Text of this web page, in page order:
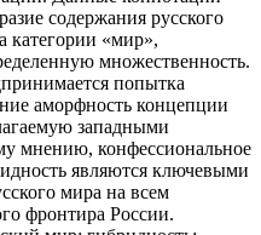
содержания русского
категории «мир»,
множественность.
попытка
аморфность концепции
западными
мнению, конфессиональное
являются ключевыми
мира на всем
фронтира России.